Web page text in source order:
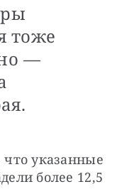
тоже
—
что указанные
более 12,5